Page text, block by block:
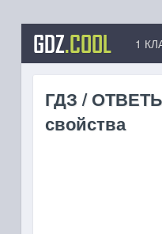
GDZ.COOL 1
ГДЗ /
свойства